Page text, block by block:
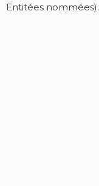
Entitées nommées).